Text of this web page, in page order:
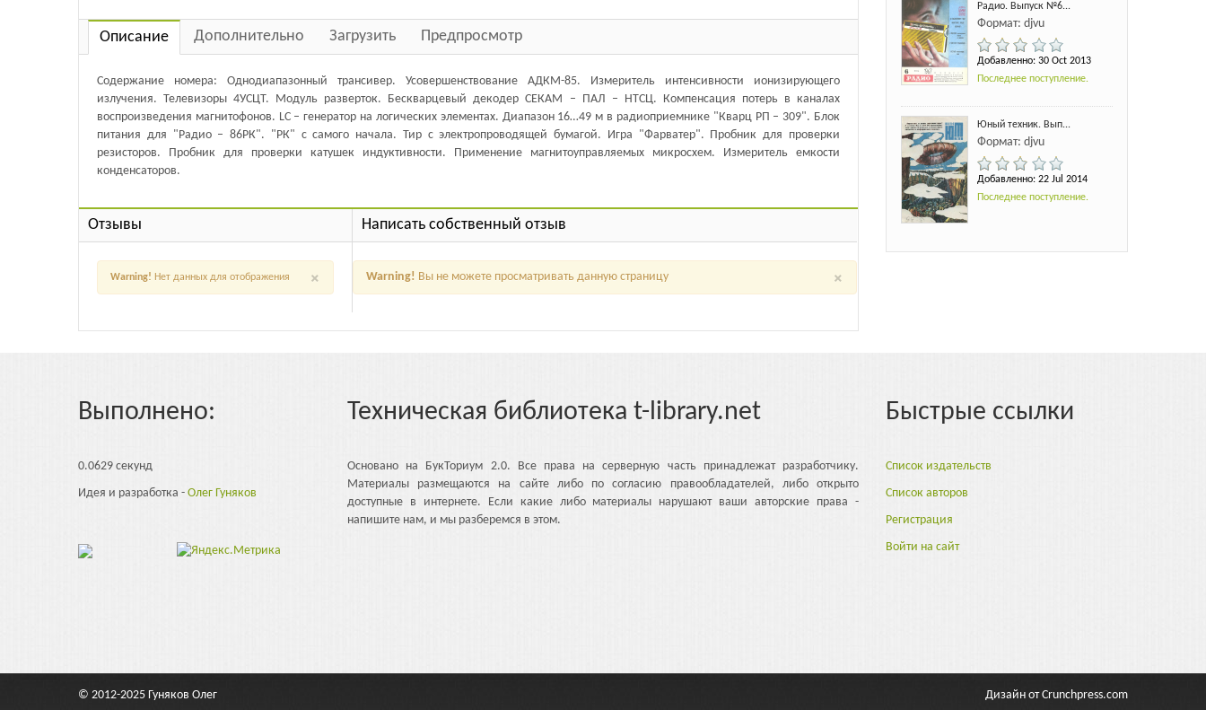
Описание Дополнительно Загрузить Предпросмотр
Содержание номера: Однодиапазонный трансивер. Усовершенствование АДКМ-85. Измеритель интенсивности ионизирующего
излучения. Телевизоры 4УСЦТ. Модуль разверток. Бескварцевый декодер СЕКАМ – ПАЛ – НТСЦ. Компенсация потерь в каналах
воспроизведения магнитофонов. LC – генератор на логических элементах. Диапазон 16…49 м в радиоприемнике "Кварц РП – 309". Блок
питания для "Радио – 86РК". "РК" с самого начала. Тир с электропроводящей бумагой. Игра "Фарватер". Пробник для проверки
резисторов. Пробник для проверки катушек индуктивности. Применение магнитоуправляемых микросхем. Измеритель емкости
конденсаторов.
Отзывы
×
Warning! Нет данных для отображения
Написать собственный отзыв
×
Warning! Вы не можете просматривать данную страницу
Радио. Выпуск №6...
Формат: djvu
Добавленно: 30 Oct 2013
Последнее поступление.
Юный техник. Вып...
Формат: djvu
Добавленно: 22 Jul 2014
Последнее поступление.
Выполнено:
0.0629 секунд
Идея и разработка - Олег Гуняков
Техническая библиотека t-library.net
Основано на БукТориум 2.0. Все права на серверную часть принадлежат разработчику.
Материалы размещаются на сайте либо по согласию правообладателей, либо открыто
доступные в интернете. Если какие либо материалы нарушают ваши авторские права -
напишите нам, и мы разберемся в этом.
Быстрые ссылки
Список издательств
Список авторов
Регистрация
Войти на сайт
© 2012-2025 Гуняков Олег Дизайн отCrunchpress.com